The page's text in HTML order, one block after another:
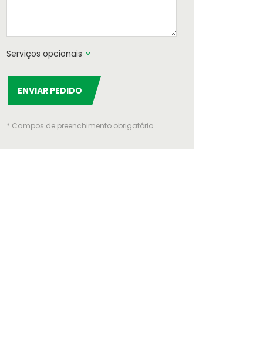
Serviços opcionais
ENVIAR PEDIDO
* Campos de preenchimento obrigatório